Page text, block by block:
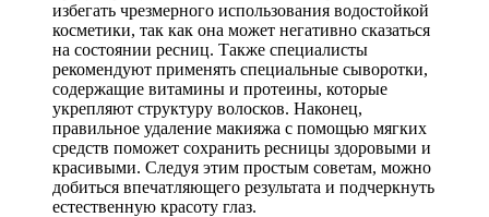
избегать чрезмерного использования водостойкой
косметики, так как она может негативно сказаться
на состоянии ресниц. Также специалисты
рекомендуют применять специальные сыворотки,
содержащие витамины и протеины, которые
укрепляют структуру волосков. Наконец,
правильное удаление макияжа с помощью мягких
средств поможет сохранить ресницы здоровыми и
красивыми. Следуя этим простым советам, можно
добиться впечатляющего результата и подчеркнуть
естественную красоту глаз.